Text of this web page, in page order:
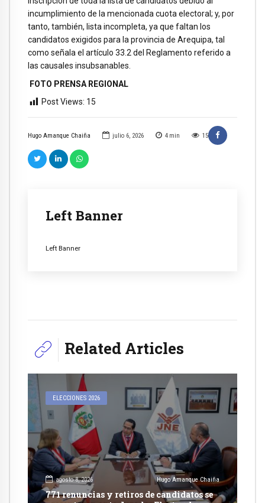
Hugo Amanque Chaiña julio 6, 2026 4 min 15
Left Banner
Left Banner
incumplimiento de la mencionada cuota electoral; y, por
tanto, también, lista incompleta, ya que faltan los
candidatos exigidos para la provincia de Arequipa, tal
como señala el artículo 33.2 del Reglamento referido a
las causales insubsanables.
FOTO PRENSA REGIONAL
Post Views: 15
Related Articles
ELECCIONES 2026
agosto 8, 2026 Hugo Amanque Chaiña
771 renuncias y retiros de candidatos se